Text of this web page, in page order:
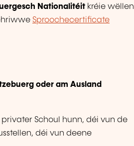
Nationalitéit kréie wëllen
Sproochecertificate
oder am Ausland
Schoul hunn, déi vun de
déi vun deene